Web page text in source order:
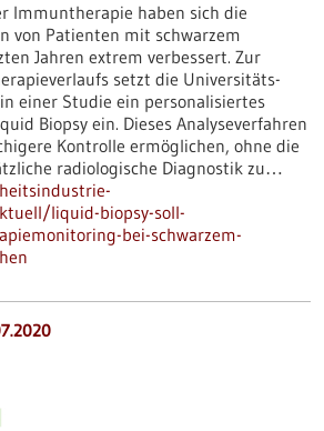
Immuntherapie haben sich die
von Patienten mit schwarzem
Jahren extrem verbessert. Zur
setzt die Universitäts-
einer Studie ein personalisiertes
Biopsy ein. Dieses Analyseverfahren
Kontrolle ermöglichen, ohne die
radiologische Diagnostik zu…
liquid-biopsy-soll-
bei-schwarzem-